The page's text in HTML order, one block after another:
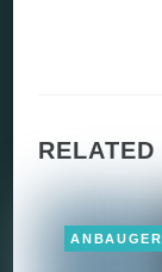
RELATED